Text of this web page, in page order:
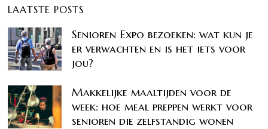
LAATSTE POSTS
Senioren Expo bezoeken: wat kun je
er verwachten en is het iets voor
jou?
Makkelijke maaltijden voor de
week: hoe meal preppen werkt voor
senioren die zelfstandig wonen